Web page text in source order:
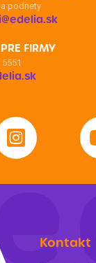
podnety
FIRMY
Kontakt